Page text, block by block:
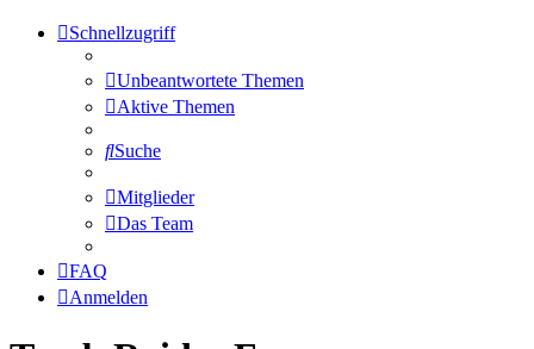
Schnellzugriff
Unbeantwortete Themen
Aktive Themen
Suche
Mitglieder
Das Team
FAQ
Anmelden